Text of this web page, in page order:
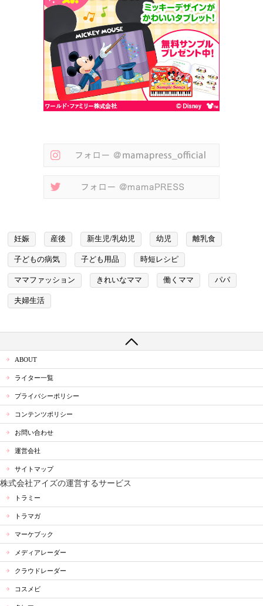
妊娠 産後 新生児/乳幼児 幼児 離乳食
子どもの病気 子ども用品 時短レシピ
ママファッション きれいなママ 働くママ パパ
夫婦生活
ABOUT
ライター一覧
プライバシーポリシー
コンテンツポリシー
お問い合わせ
運営会社
サイトマップ
株式会社アイズの運営するサービス
トラミー
トラマガ
マーケブック
メディアレーダー
クラウドレーダー
コスメビ